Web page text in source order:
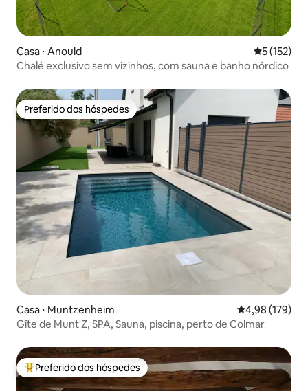
Casa ⋅ Anould 5 de uma
5 (152)
Chalé exclusivo sem vizinhos, com sauna e banho nórdico
Preferido dos hóspedes
Preferido dos hóspedes
Casa ⋅ Muntzenheim 4,98 de uma
4,98 (179)
Gîte de Munt'Z, SPA, Sauna, piscina, perto de Colmar
Entre os melhores preferidos dos hóspedes
Preferido dos hóspedes